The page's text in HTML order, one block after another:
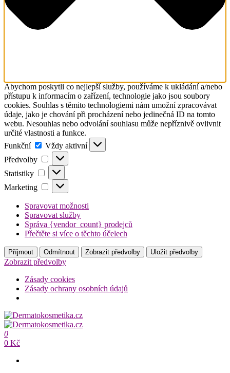
Abychom poskytli co nejlepší služby, používáme k ukládání a/nebo
přístupu k informacím o zařízení, technologie jako jsou soubory
cookies. Souhlas s těmito technologiemi nám umožní zpracovávat
údaje, jako je chování při procházení nebo jedinečná ID na tomto
webu. Nesouhlas nebo odvolání souhlasu může nepříznivě ovlivnit
určité vlastnosti a funkce.
Funkční
Funkční
Vždy aktivní
Předvolby
Předvolby
Statistiky Statistiky
Marketing Marketing
Spravovat možnosti
Spravovat služby
Správa {vendor_count} prodejců
Přečtěte si více o těchto účelech
Příjmout Odmítnout Zobrazit předvolby Uložit předvolby
Zobrazit předvolby
Zásady cookies
Zásady ochrany osobních údajů
Přeskočit
na
obsah
Dermatokosmetika.cz
Dermatokosmetika.cz
0
0 Kč